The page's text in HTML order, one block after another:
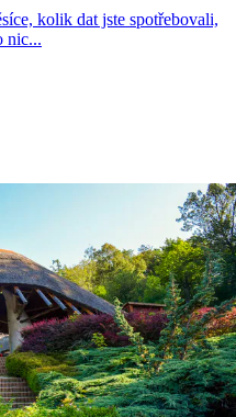
kolik dat jste spotřebovali,
nic...